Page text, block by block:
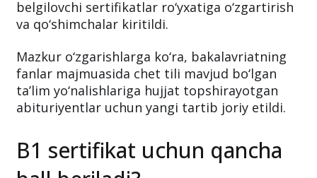
Adliya vazirligi tomonidan xorijiy tillar va
belgilovchi sertifikatlar ro‘yxatiga o‘zgartirish
va qo‘shimchalar kiritildi.
Mazkur o‘zgarishlarga ko‘ra, bakalavriatning
ta’lim yo‘nalishlariga hujjat topshirayotgan
abituriyentlar uchun yangi tartib joriy etildi.